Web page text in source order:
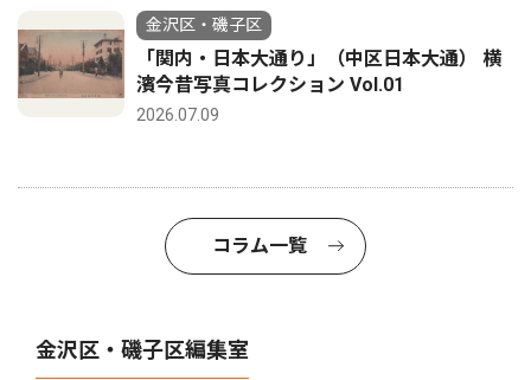
金沢区・磯子区
「関内・日本大通り」（中区日本大通） 横
濱今昔写真コレクション Vol.01
2026.07.09
コラム一覧
金沢区・磯子区編集室